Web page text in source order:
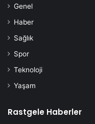
Genel
Haber
Sağlık
Spor
Teknoloji
Yaşam
Rastgele Haberler